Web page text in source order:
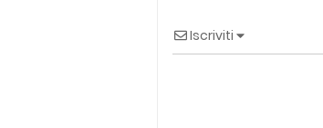
Iscriviti